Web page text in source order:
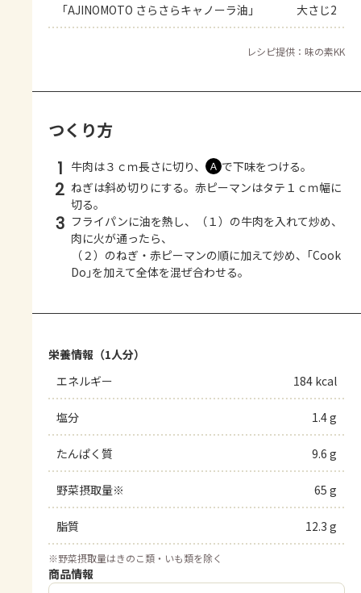
「AJINOMOTO さらさらキャノーラ油」 大さじ2
レシピ提供：味の素KK
つくり方
1 牛肉は３ｃｍ長さに切り、 Ａ で下味をつける。
2 ねぎは斜め切りにする。赤ピーマンはタテ１ｃｍ幅に
切る。
3 フライパンに油を熱し、（１）の牛肉を入れて炒め、
肉に火が通ったら、
（２）のねぎ・赤ピーマンの順に加えて炒め、｢Cook
Do｣を加えて全体を混ぜ合わせる。
栄養情報（1人分）
エネルギー
184 kcal
塩分 1.4 g
たんぱく質 9.6 g
野菜摂取量※ 65 g
脂質 12.3 g
※野菜摂取量はきのこ類・いも類を除く
商品情報